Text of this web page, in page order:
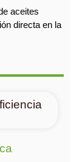
aceites
directa en la